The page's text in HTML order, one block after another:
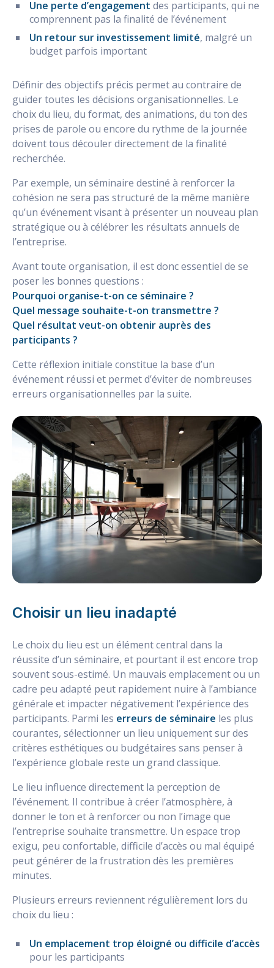
Une perte d’engagement des participants, qui ne
comprennent pas la finalité de l’événement
Un retour sur investissement limité, malgré un
budget parfois important
Définir des objectifs précis permet au contraire de
guider toutes les décisions organisationnelles. Le
choix du lieu, du format, des animations, du ton des
prises de parole ou encore du rythme de la journée
doivent tous découler directement de la finalité
recherchée.
Par exemple, un séminaire destiné à renforcer la
cohésion ne sera pas structuré de la même manière
qu’un événement visant à présenter un nouveau plan
stratégique ou à célébrer les résultats annuels de
l’entreprise.
Avant toute organisation, il est donc essentiel de se
poser les bonnes questions :
Pourquoi organise-t-on ce séminaire ?
Quel message souhaite-t-on transmettre ?
Quel résultat veut-on obtenir auprès des
participants ?
Cette réflexion initiale constitue la base d’un
événement réussi et permet d’éviter de nombreuses
erreurs organisationnelles par la suite.
Choisir un lieu inadapté
Le choix du lieu est un élément central dans la
réussite d’un séminaire, et pourtant il est encore trop
souvent sous-estimé. Un mauvais emplacement ou un
cadre peu adapté peut rapidement nuire à l’ambiance
générale et impacter négativement l’expérience des
participants. Parmi les erreurs de séminaire les plus
courantes, sélectionner un lieu uniquement sur des
critères esthétiques ou budgétaires sans penser à
l’expérience globale reste un grand classique.
Le lieu influence directement la perception de
l’événement. Il contribue à créer l’atmosphère, à
donner le ton et à renforcer ou non l’image que
l’entreprise souhaite transmettre. Un espace trop
exigu, peu confortable, difficile d’accès ou mal équipé
peut générer de la frustration dès les premières
minutes.
Plusieurs erreurs reviennent régulièrement lors du
choix du lieu :
Un emplacement trop éloigné ou difficile d’accès
pour les participants